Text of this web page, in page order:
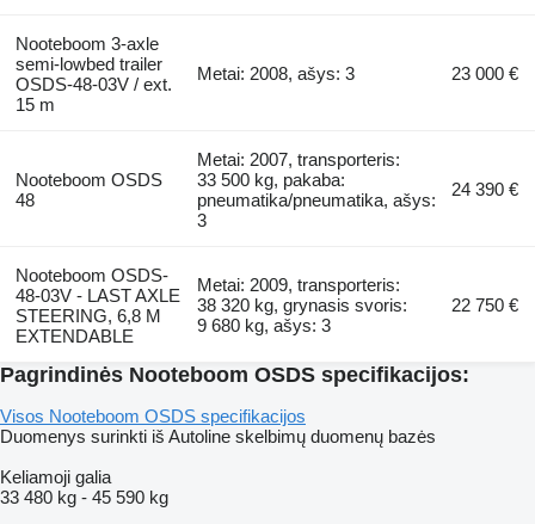
Nooteboom 3-axle
semi-lowbed trailer
OSDS-48-03V / ext.
15 m
Metai: 2008, ašys: 3 23 000 €
Nooteboom OSDS
48
Metai: 2007, transporteris:
33 500 kg, pakaba:
pneumatika/pneumatika, ašys:
3
24 390 €
Nooteboom OSDS-
48-03V - LAST AXLE
STEERING, 6,8 M
EXTENDABLE
Metai: 2009, transporteris:
38 320 kg, grynasis svoris:
9 680 kg, ašys: 3
22 750 €
Pagrindinės Nooteboom OSDS specifikacijos:
Visos Nooteboom OSDS specifikacijos
Duomenys surinkti iš Autoline skelbimų duomenų bazės
Keliamoji galia
33 480 kg - 45 590 kg